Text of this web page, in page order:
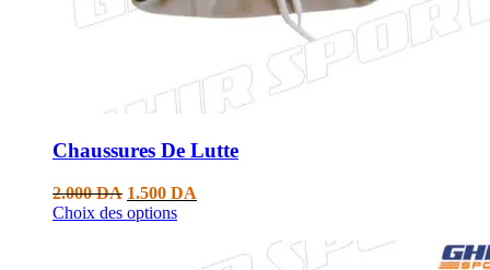
Chaussures De Lutte
2.000DA 1.500 DA
Choix des options